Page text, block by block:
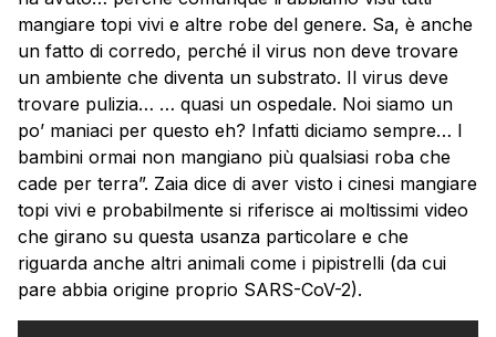
mangiare topi vivi e altre robe del genere. Sa, è anche
un fatto di corredo, perché il virus non deve trovare
un ambiente che diventa un substrato. Il virus deve
trovare pulizia… … quasi un ospedale. Noi siamo un
po’ maniaci per questo eh? Infatti diciamo sempre… I
bambini ormai non mangiano più qualsiasi roba che
cade per terra”. Zaia dice di aver visto i cinesi mangiare
topi vivi e probabilmente si riferisce ai moltissimi video
che girano su questa usanza particolare e che
riguarda anche altri animali come i pipistrelli (da cui
pare abbia origine proprio SARS-CoV-2).